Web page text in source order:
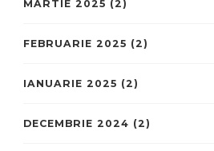
MARTIE 2025 (2)
FEBRUARIE 2025 (2)
IANUARIE 2025 (2)
DECEMBRIE 2024 (2)